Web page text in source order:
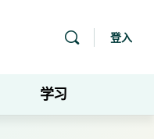
登入
学习